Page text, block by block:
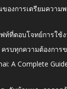
องการเตรียมควา
ท์ที่ตอบโจทย์การใช้
รบทุกความต้องการ
A Complete